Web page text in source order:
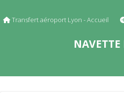
Transfert aéroport Lyon - Accueil